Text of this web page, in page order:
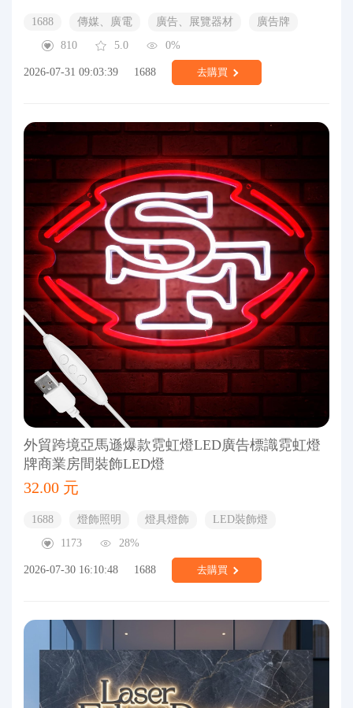
1688 傳媒、廣電 廣告、展覽器材
廣告牌
810
5.0 0%
2026-07-31 09:03:39 1688 去購買
外貿跨境亞馬遜爆款霓虹燈LED廣告標識霓虹燈
牌商業房間裝飾LED燈
32.00 元
1688 燈飾照明 燈具燈飾
LED裝飾燈
1173
28%
2026-07-30 16:10:48 1688 去購買